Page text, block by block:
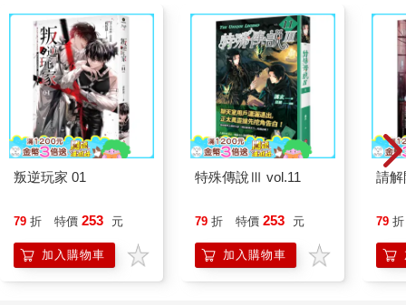
叛逆玩家 01
79 折 特價 253 元
加入購物車
特殊傳說Ⅲ vol.11
79 折 特價 253 元
加入購物車
請解
79 折